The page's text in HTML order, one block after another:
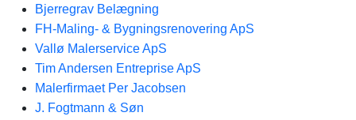
Bjerregrav Belægning
FH-Maling- & Bygningsrenovering ApS
Vallø Malerservice ApS
Tim Andersen Entreprise ApS
Malerfirmaet Per Jacobsen
J. Fogtmann & Søn